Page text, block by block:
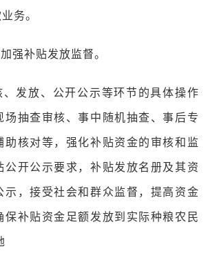
务。
强补贴发放监督。
、发放、公开公示等环节的具体操作
场抽查审核、事中随机抽查、事后专
助核对等，强化补贴资金的审核和监
公开公示要求，补贴发放名册及其资
示，接受社会和群众监督，提高资金
保补贴资金足额发放到实际种粮农民